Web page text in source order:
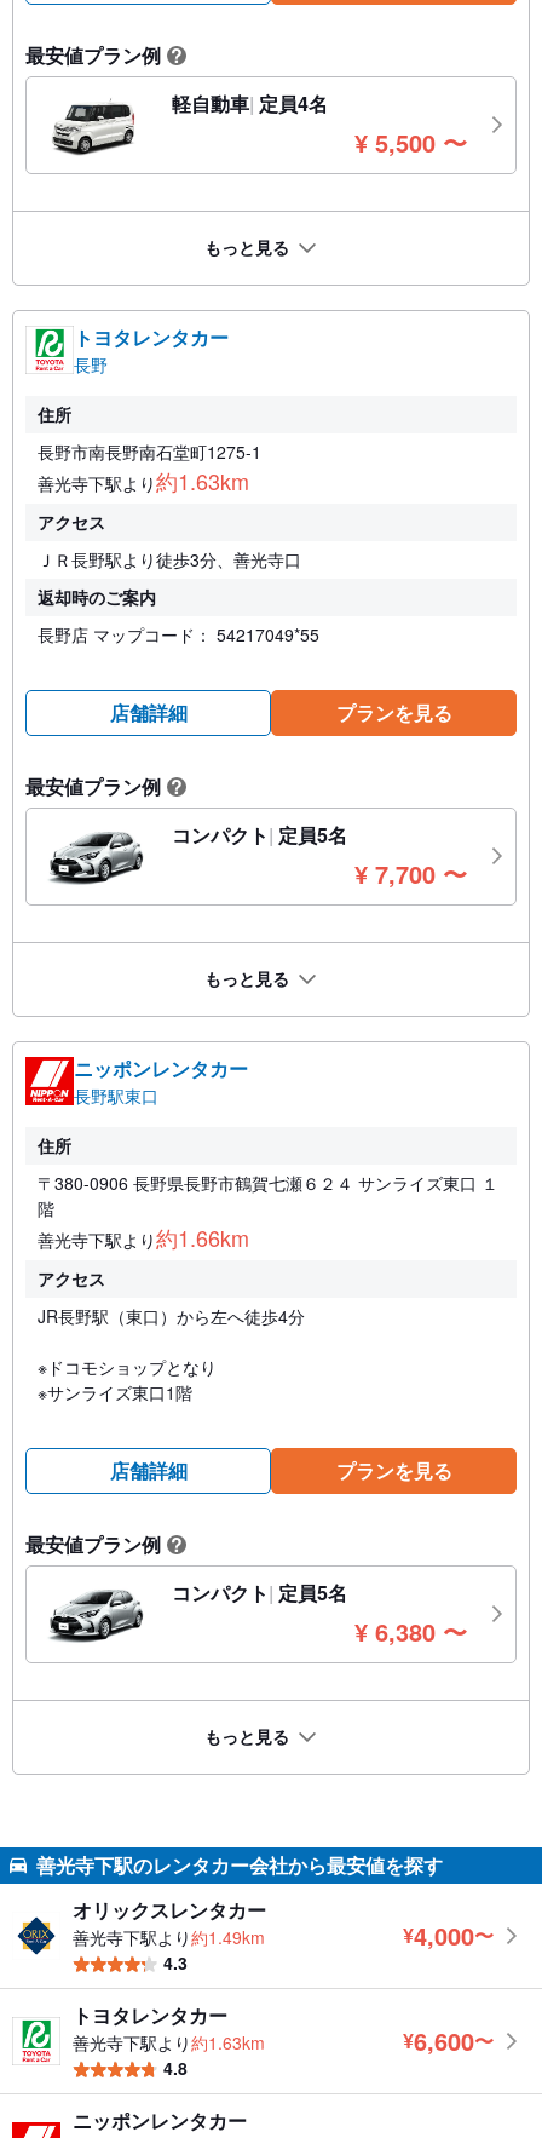
最安値プラン例 ?
軽自動車 定員4名
¥ 5,500 円
〜
もっと見る
トヨタレンタカー
長野
住所
長野市南長野南石堂町1275-1
善光寺下駅より約1.63km
アクセス
ＪＲ長野駅より徒歩3分、善光寺口
返却時のご案内
長野店 マップコード： 54217049*55
店舗詳細 プランを見る
最安値プラン例 ?
コンパクト 定員5名
¥ 7,700 円
〜
もっと見る
ニッポンレンタカー
長野駅東口
住所
〒380-0906 長野県長野市鶴賀七瀬６２４ サンライズ東口 １
階
善光寺下駅より約1.66km
アクセス
JR長野駅（東口）から左へ徒歩4分
※ドコモショップとなり
※サンライズ東口1階
店舗詳細 プランを見る
最安値プラン例 ?
コンパクト 定員5名
¥ 6,380 円
〜
もっと見る
善光寺下駅のレンタカー会社から最安値を探す
オリックスレンタカー
善光寺下駅より約1.49km
4.3
¥4,000 円
〜
トヨタレンタカー
善光寺下駅より約1.63km
4.8
¥6,600 円
〜
ニッポンレンタカー